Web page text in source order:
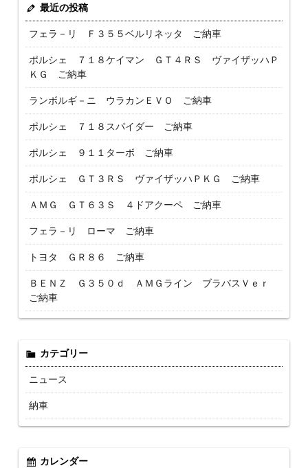
最近の投稿
フェラ－リ Ｆ３５５ベルリネッタ ご納車
ポルシェ ７１８ケイマン ＧＴ４ＲＳ ヴァイザッハＰ
ＫＧ ご納車
ランボルギ－ニ ウラカンＥＶＯ ご納車
ポルシェ ７１８スパイダー ご納車
ポルシェ ９１１ターボ ご納車
ポルシェ ＧＴ３ＲＳ ヴァイザッハＰＫＧ ご納車
ＡＭＧ ＧＴ６３Ｓ ４ドアクーペ ご納車
フェラ－リ ローマ ご納車
トヨタ ＧＲ８６ ご納車
ＢＥＮＺ Ｇ３５０ｄ ＡＭＧライン ブラバスＶｅｒ
ご納車
カテゴリー
ニュース
納車
カレンダー